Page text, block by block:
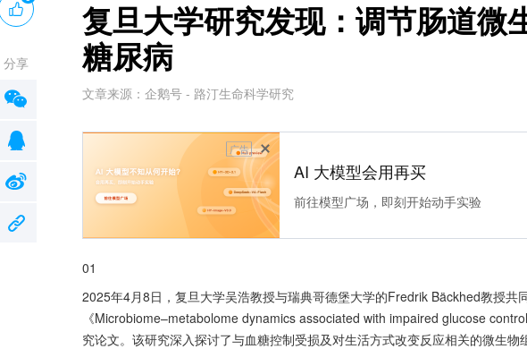
复旦大学研究发现：调节肠道微
糖尿病
文章来源： 企鹅号 - 路汀生命科学研究
广告
AI 大模型会用再买
前往模型广场，即刻开始动手实验
01
2025年4月8日，复旦大学吴浩教授与瑞典哥德堡大学的Fredrik Bäckhed教授共
《Microbiome–metabolome dynamics associated with impaired glucose
究论文。该研究深入探讨了与血糖控制受损及对生活方式改变反应相关的微生
分享